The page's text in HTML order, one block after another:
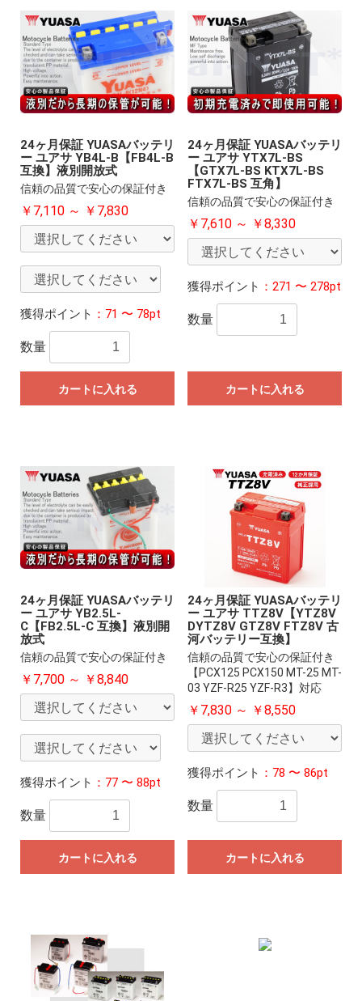
24ヶ月保証 YUASAバッテリ
ー ユアサ YB4L-B【FB4L-B
互換】液別開放式
信頼の品質で安心の保証付き
￥7,110 ～ ￥7,830
獲得ポイント ：71 〜 78pt
数量
カートに入れる
24ヶ月保証 YUASAバッテリ
ー ユアサ YTX7L-BS
【GTX7L-BS KTX7L-BS
FTX7L-BS 互角】
信頼の品質で安心の保証付き
￥7,610 ～ ￥8,330
獲得ポイント ：271 〜 278pt
数量
カートに入れる
24ヶ月保証 YUASAバッテリ
ー ユアサ YB2.5L-
C【FB2.5L-C 互換】液別開
放式
信頼の品質で安心の保証付き
￥7,700 ～ ￥8,840
獲得ポイント ：77 〜 88pt
数量
カートに入れる
24ヶ月保証 YUASAバッテリ
ー ユアサ TTZ8V【YTZ8V
DYTZ8V GTZ8V FTZ8V 古
河バッテリー互換】
信頼の品質で安心の保証付き
【PCX125 PCX150 MT-25 MT-
03 YZF-R25 YZF-R3】対応
￥7,830 ～ ￥8,550
獲得ポイント ：78 〜 86pt
数量
カートに入れる